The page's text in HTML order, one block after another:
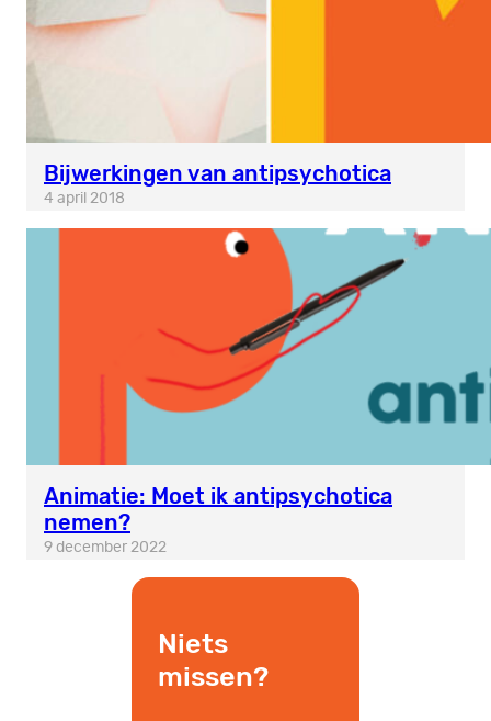
Bijwerkingen van antipsychotica
4 april 2018
Animatie: Moet ik antipsychotica
nemen?
9 december 2022
Niets
missen?